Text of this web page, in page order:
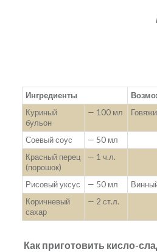
Ингредиенты
Куриный
бульон
— 100 мл
Соевый соус
— 50 мл
Красный перец
(порошок)
— 1 ч.л.
Рисовый уксус — 50 мл
Коричневый
сахар
— 2 ст.л.
Как приготовить кисло-